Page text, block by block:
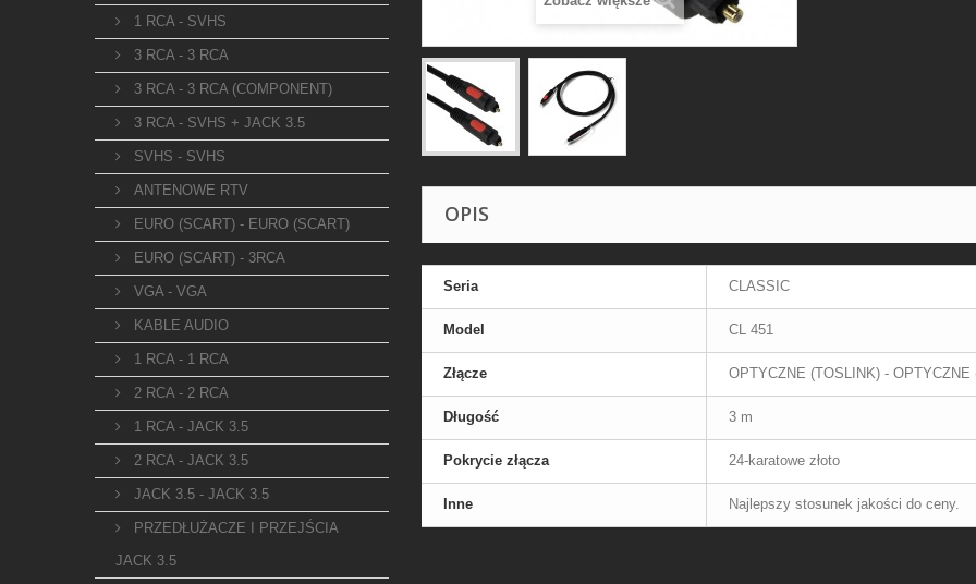
1 RCA - SVHS
3 RCA - 3 RCA
3 RCA - 3 RCA (COMPONENT)
3 RCA - SVHS + JACK 3.5
SVHS - SVHS
ANTENOWE RTV
EURO (SCART) - EURO (SCART)
EURO (SCART) - 3RCA
VGA - VGA
KABLE AUDIO
1 RCA - 1 RCA
2 RCA - 2 RCA
1 RCA - JACK 3.5
2 RCA - JACK 3.5
JACK 3.5 - JACK 3.5
PRZEDŁUŻACZE I PRZEJŚCIA
JACK 3.5
OPIS
Seria CLASSIC
Model CL 451
Złącze OPTYCZNE (TOSLINK) - OPTYCZNE
Długość 3 m
Pokrycie złącza 24-karatowe złoto
Inne Najlepszy stosunek jakości do ceny.